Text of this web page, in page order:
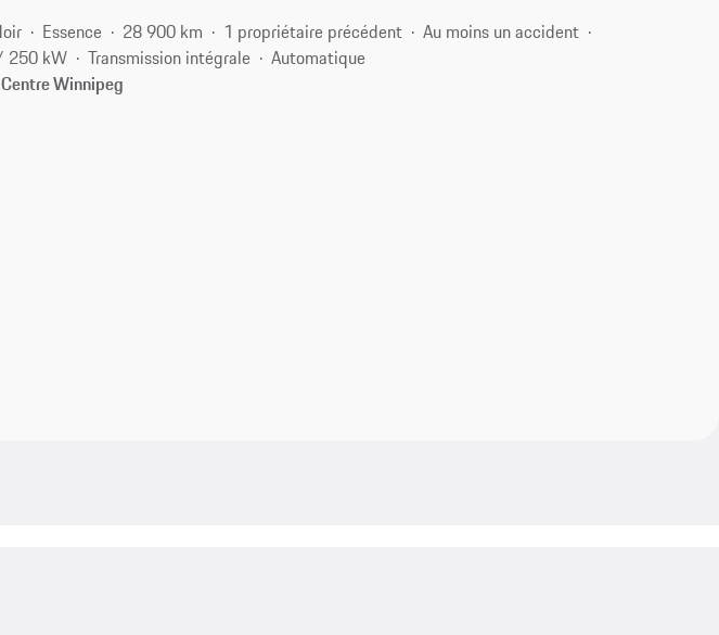
Essence 28 900 km 1 propriétaire précédent
Au moins un accident
250 kW
Transmission intégrale
Automatique
Winnipeg